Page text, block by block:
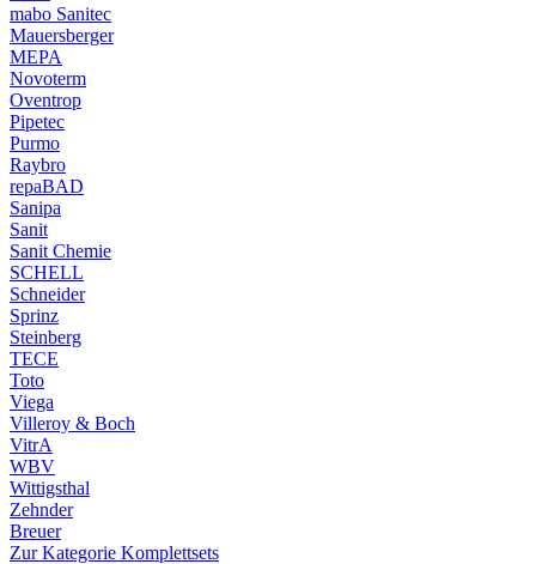
mabo Sanitec
Mauersberger
MEPA
Novoterm
Oventrop
Pipetec
Purmo
Raybro
repaBAD
Sanipa
Sanit
Sanit Chemie
SCHELL
Schneider
Sprinz
Steinberg
TECE
Toto
Viega
Villeroy & Boch
VitrA
WBV
Wittigsthal
Zehnder
Breuer
Zur Kategorie Komplettsets